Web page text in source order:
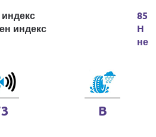
индекс
85
H
не
B